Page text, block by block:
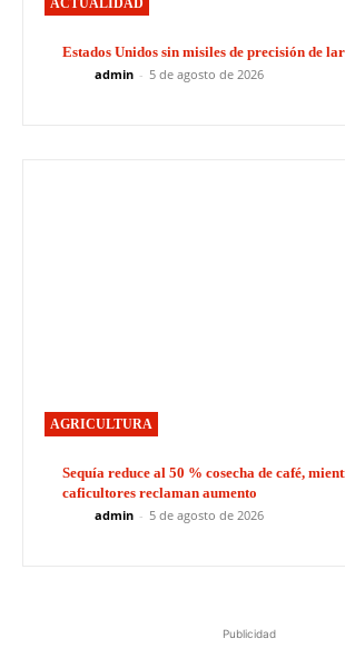
Estados Unidos sin misiles de precisión de
admin - 5 de agosto de 2026
AGRICULTURA
Sequía reduce al 50 % cosecha de café,
caficultores reclaman aumento
admin - 5 de agosto de 2026
Publicidad